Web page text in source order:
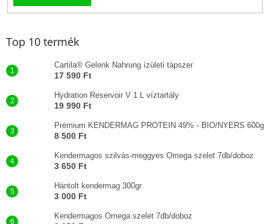
Top 10 termék
Cartila® Gelenk Nahrung ízületi tápszer
17 590 Ft
Hydration Reservoir V 1 L víztartály
19 990 Ft
Prémium KENDERMAG PROTEIN 49% - BIO/NYERS 600g
8 500 Ft
Kendermagos szilvás-meggyes Omega szelet 7db/doboz
3 650 Ft
Hántolt kendermag 300gr
3 000 Ft
Kendermagos Omega szelet 7db/doboz